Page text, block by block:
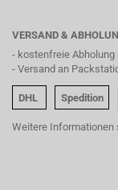
VERSAND &
- kostenfreie Abholung
- Versand an
DHL Spedition
Weitere Informationen